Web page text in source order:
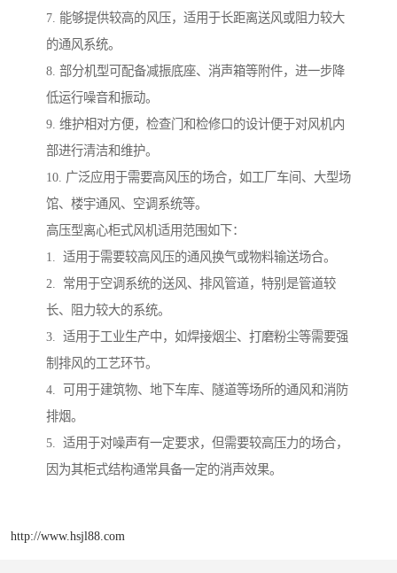
7. 能够提供较高的风压，适用于长距离送风或阻力较大
的通风系统。
8. 部分机型可配备减振底座、消声箱等附件，进一步降
低运行噪音和振动。
9. 维护相对方便，检查门和检修口的设计便于对风机内
部进行清洁和维护。
10. 广泛应用于需要高风压的场合，如工厂车间、大型场
馆、楼宇通风、空调系统等。
高压型离心柜式风机适用范围如下：
1. 适用于需要较高风压的通风换气或物料输送场合。
2. 常用于空调系统的送风、排风管道，特别是管道较
长、阻力较大的系统。
3. 适用于工业生产中，如焊接烟尘、打磨粉尘等需要强
制排风的工艺环节。
4. 可用于建筑物、地下车库、隧道等场所的通风和消防
排烟。
5. 适用于对噪声有一定要求，但需要较高压力的场合，
因为其柜式结构通常具备一定的消声效果。
http://www.hsjl88.com